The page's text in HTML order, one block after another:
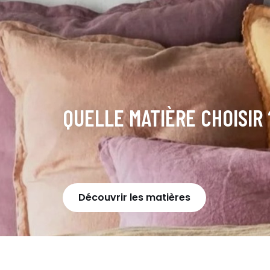
QUELLE MATIÈRE CHOISIR
Découvrir les matières